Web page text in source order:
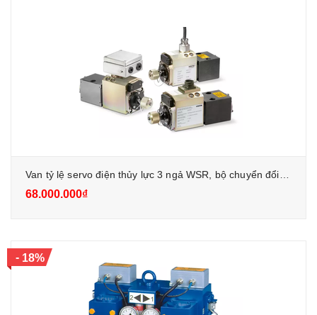
68.000.000₫
-18%